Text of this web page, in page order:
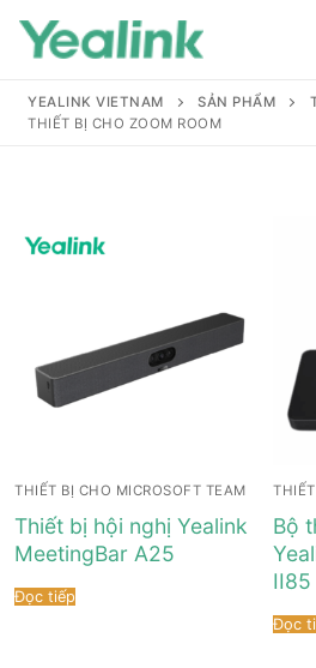
Sản phẩm
Hỗ trợ
Tài liệu hướng dẫn
Tài liệu hướng dẫn
Điện thoại IP Phone
Đại lý
Tin tức
Sự kiện
YEALINK VIETNAM SẢN PHẨM
THIẾT BỊ CHO ZOOM ROOM
THIẾT BỊ CHO MICROSOFT TEAM
Thiết bị hội nghị Yealink
MeetingBar A25
Đọc tiếp
Bộ
II85
Đọc